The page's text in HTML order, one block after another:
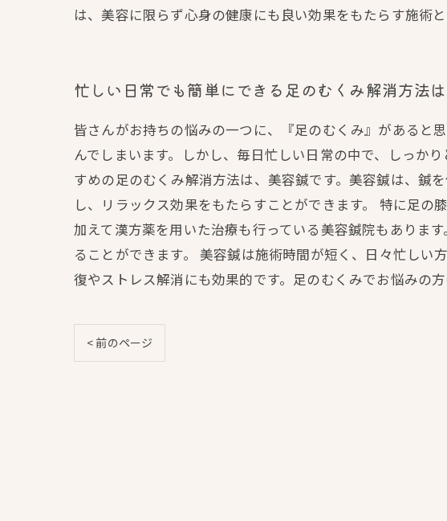
は、美容に限らず心身の健康にも良い効果をもたらす施術
忙しい日常でも簡単にできる足のむくみ解消方法
皆さんがお持ちの悩みの一つに、『足のむくみ』があると
んでしまいます。しかし、毎日忙しい日常の中で、しっか
すめの足のむくみ解消方法は、美容鍼です。美容鍼は、鍼
し、リラックス効果をもたらすことができます。 特に足
加えて漢方薬を用いた治療も行っている美容鍼院もありま
ることができます。 美容鍼は施術時間が短く、日々忙し
復やストレス解消にも効果的です。足のむくみでお悩みの
< 前のページ